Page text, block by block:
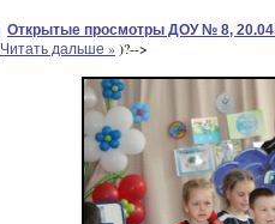
Открытые просмотры ДОУ № 8,
Читать дальше »)?-->